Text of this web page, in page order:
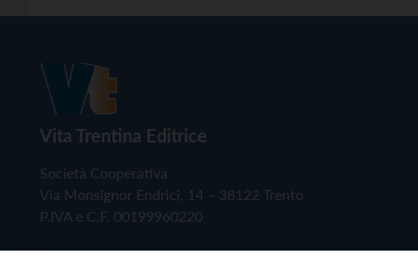
Vita Trentina Editrice
Società Cooperativa
Via Monsignor Endrici, 14 – 38122 Trento
P.IVA e C.F. 00199960220